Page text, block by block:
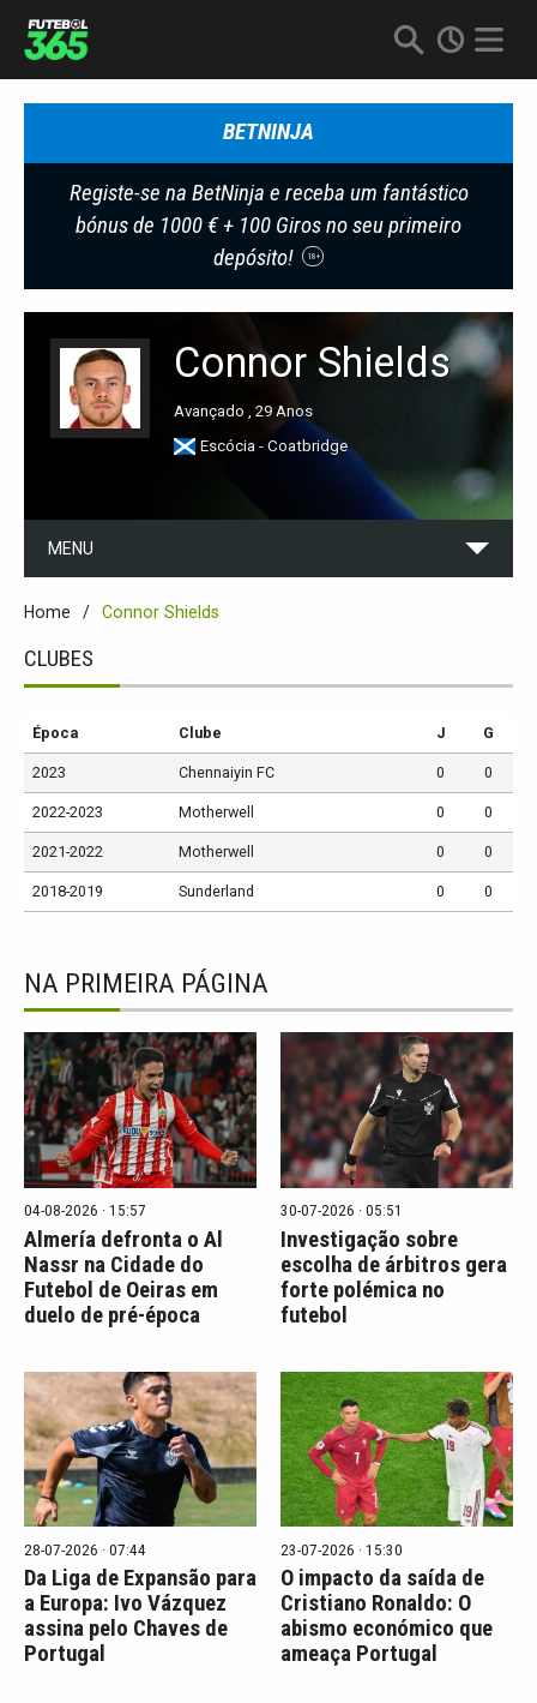
BETNINJA
Registe-se na BetNinja e receba um fantástico
bónus de 1000 € + 100 Giros no seu primeiro
depósito!
18+
Connor Shields
Avançado , 29 Anos
Escócia - Coatbridge
MENU
Home Connor Shields
CLUBES
Época Clube J G
2023 Chennaiyin FC 0 0
2022-2023 Motherwell 0 0
2021-2022 Motherwell 0 0
2018-2019 Sunderland 0 0
NA PRIMEIRA PÁGINA
04-08-2026 · 15:57
Almería defronta o Al
Nassr na Cidade do
Futebol de Oeiras em
duelo de pré-época
30-07-2026 · 05:51
Investigação sobre
escolha de árbitros gera
forte polémica no
futebol
28-07-2026 · 07:44
Da Liga de Expansão para
a Europa: Ivo Vázquez
assina pelo Chaves de
Portugal
23-07-2026 · 15:30
O impacto da saída de
Cristiano Ronaldo: O
abismo económico que
ameaça Portugal